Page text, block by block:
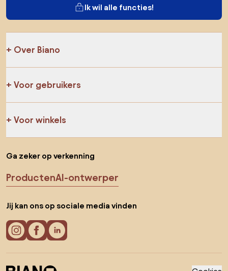
Ik wil alle functies!
Over Biano
Voor gebruikers
Voor winkels
Ga zeker op verkenning
ProductenAI-ontwerper
Jij kan ons op sociale media vinden